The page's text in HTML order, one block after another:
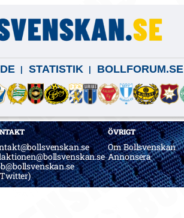
STATISTIK BOLLFORUM.SE
ÖVRIGT
Om Bollsvenskan
Annonsera